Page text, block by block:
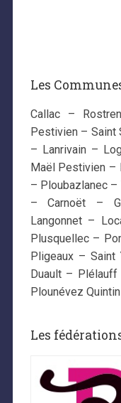
Les
Callac –
Pestivien – Saint
– Lanrivain –
Maël Pestivien –
– Ploubazlanec –
– Carnoët –
Langonnet –
Plusquellec –
Pligeaux – Saint
Duault –
Plounévez
Les